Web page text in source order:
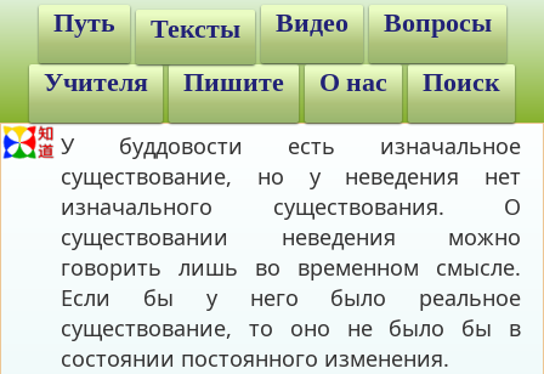
Путь Тексты Видео Вопросы
Учителя Пишите О нас Поиск
У буддовости есть изначальное
существование, но у неведения нет
изначального существования. О
существовании неведения можно
говорить лишь во временном смысле.
Если бы у него было реальное
существование, то оно не было бы в
состоянии постоянного изменения.